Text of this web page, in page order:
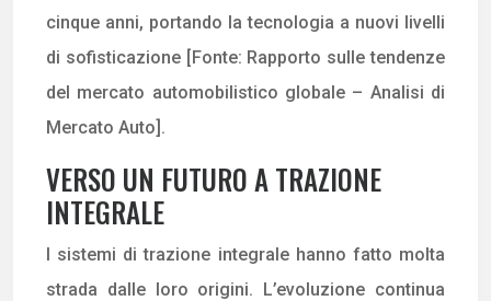
cinque anni, portando la tecnologia a nuovi livelli
di sofisticazione [Fonte: Rapporto sulle tendenze
del mercato automobilistico globale – Analisi di
Mercato Auto].
VERSO UN FUTURO A TRAZIONE
INTEGRALE
I sistemi di trazione integrale hanno fatto molta
strada dalle loro origini. L’evoluzione continua